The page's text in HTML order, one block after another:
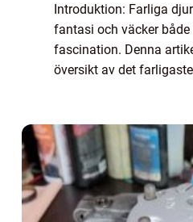
Introduktion: Farliga
fantasi och väcker både
fascination. Denna
översikt av det